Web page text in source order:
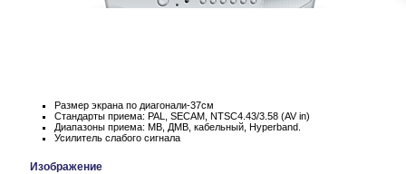
Размер экрана по диагонали-37см
Стандарты приема: PAL, SECAM, NTSC4.43/3.58 (AV in)
Диапазоны приема: МВ, ДМВ, кабельный, Hyperband.
Усилитель слабого сигнала
Изображение